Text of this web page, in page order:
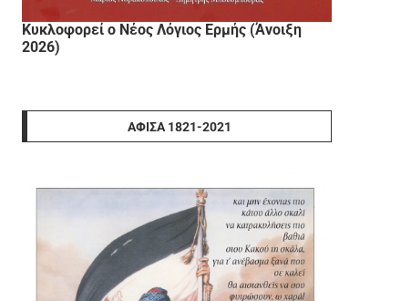
Κυκλοφορεί ο Νέος Λόγιος Ερμής (Άνοιξη
2026)
ΑΦΊΣΑ 1821-2021